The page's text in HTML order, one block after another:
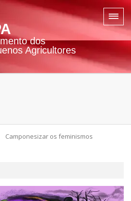
dos
Agricultores
Camponesizar os feminismos